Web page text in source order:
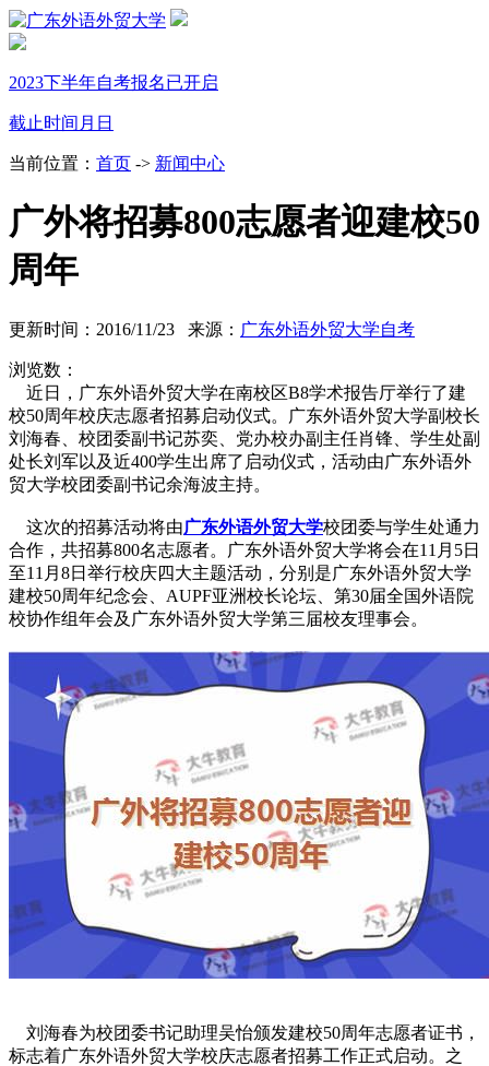
2023下半年自考报名已开启
截止时间 月 日
当前位置： 首页 -> 新闻中心
广外将招募800志愿者迎建校50
周年
更新时间：2016/11/23 来源： 广东外语外贸大学自考
浏览数：
近日，广东外语外贸大学在南校区B8学术报告厅举行了建
校50周年校庆志愿者招募启动仪式。广东外语外贸大学副校长
刘海春、校团委副书记苏奕、党办校办副主任肖锋、学生处副
处长刘军以及近400学生出席了启动仪式，活动由广东外语外
贸大学校团委副书记余海波主持。
这次的招募活动将由广东外语外贸大学校团委与学生处通力
合作，共招募800名志愿者。广东外语外贸大学将会在11月5日
至11月8日举行校庆四大主题活动，分别是广东外语外贸大学
建校50周年纪念会、AUPF亚洲校长论坛、第30届全国外语院
校协作组年会及广东外语外贸大学第三届校友理事会。
刘海春为校团委书记助理吴怡颁发建校50周年志愿者证书，
标志着广东外语外贸大学校庆志愿者招募工作正式启动。之